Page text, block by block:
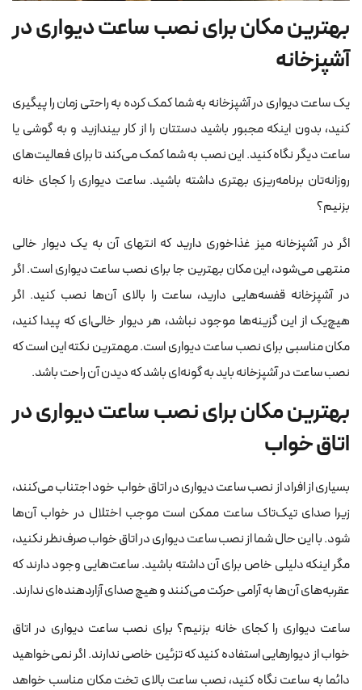
بهترین مکان برای نصب ساعت دیواری در
آشپزخانه
یک ساعت دیواری در آشپزخانه به شما کمک کرده به راحتی زمان را پیگیری
کنید، بدون اینکه مجبور باشید دستتان را از کار بیندازید و به گوشی یا
ساعت دیگر نگاه کنید. این نصب به شما کمک می‌کند تا برای فعالیت‌های
روزانه‌تان برنامه‌ریزی بهتری داشته باشید. ساعت دیواری را کجای خانه
بزنیم؟
اگر در آشپزخانه میز غذاخوری دارید که انتهای آن به یک دیوار خالی
منتهی می‌شود، این مکان بهترین جا برای نصب ساعت دیواری است. اگر
در آشپزخانه قفسه‌هایی دارید، ساعت را بالای آن‌ها نصب کنید. اگر
هیچ‌یک از این گزینه‌ها موجود نباشد، هر دیوار خالی‌ای که پیدا کنید،
مکان مناسبی برای نصب ساعت دیواری است. مهمترین نکته این است که
نصب ساعت در آشپزخانه باید به گونه‌ای باشد که دیدن آن راحت باشد.
بهترین مکان برای نصب ساعت دیواری در
اتاق خواب
بسیاری از افراد از نصب ساعت دیواری در اتاق خواب خود اجتناب می‌کنند،
زیرا صدای تیک‌تاک ساعت ممکن است موجب اختلال در خواب آن‌ها
شود. با این حال شما از نصب ساعت دیواری در اتاق خواب صرف‌نظر نکنید،
مگر اینکه دلیلی خاص برای آن داشته باشید. ساعت‌هایی وجود دارند که
عقربه‌های آن‌ها به آرامی حرکت می‌کنند و هیچ صدای آزاردهنده‌ای ندارند.
ساعت دیواری را کجای خانه بزنیم؟ برای نصب ساعت دیواری در اتاق
خواب از دیوارهایی استفاده کنید که تزئین خاصی ندارند. اگر نمی‌خواهید
دائما به ساعت نگاه کنید، نصب ساعت بالای تخت مکان مناسب خواهد